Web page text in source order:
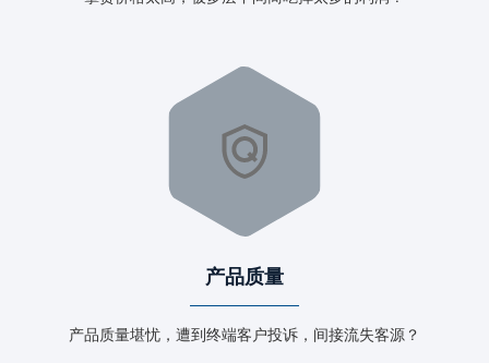
产品质量
产品质量堪忧，遭到终端客户投诉，间接流失客源？